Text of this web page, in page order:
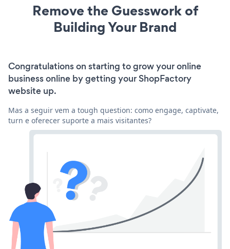
Remove the Guesswork of
Building Your Brand
Congratulations on starting to grow your online
business online by getting your ShopFactory
website up.
Mas a seguir vem a tough question: como engage, captivate,
turn e oferecer suporte a mais visitantes?